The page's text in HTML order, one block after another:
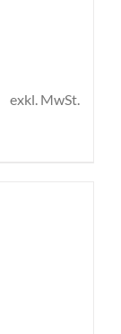
exkl. MwSt.